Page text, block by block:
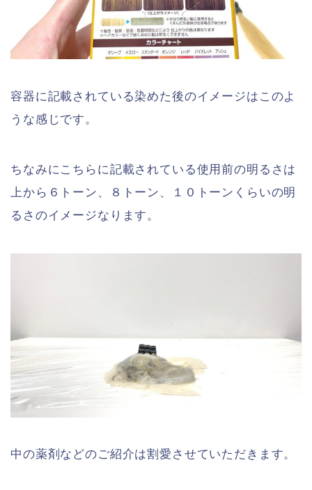
容器に記載されている染めた後のイメージはこのよ
うな感じです。
ちなみにこちらに記載されている使用前の明るさは
上から６トーン、８トーン、１０トーンくらいの明
るさのイメージなります。
中の薬剤などのご紹介は割愛させていただきます。